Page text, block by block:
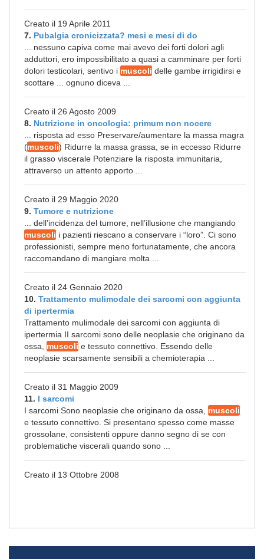
Creato il 19 Aprile 2011
7. Pubalgia cronicizzata? mesi e mesi di do
... nessuno capiva come mai avevo dei forti dolori agli
adduttori, ero impossibilitato a quasi a camminare per forti
dolori testicolari, sentivo i muscoli delle gambe irrigidirsi e
scottare ... ognuno diceva ...
Creato il 26 Agosto 2009
8. Nutrizione in oncologia: primum non nocere
... risposta ad esso Preservare/aumentare la massa magra
(muscoli) Ridurre la massa grassa, se in eccesso Ridurre
il grasso viscerale Potenziare la risposta immunitaria,
attraverso un attento apporto ...
Creato il 29 Maggio 2020
9. Tumore e nutrizione
... dell’incidenza del tumore, nell’illusione che mangiando
muscoli i pazienti riescano a conservare i “loro”. Ci sono
professionisti, sempre meno fortunatamente, che ancora
raccomandano di mangiare molta ...
Creato il 24 Gennaio 2020
10. Trattamento mulimodale dei sarcomi con aggiunta
di ipertermia
Trattamento mulimodale dei sarcomi con aggiunta di
ipertermia II sarcomi sono delle neoplasie che originano da
ossa, muscoli e tessuto connettivo. Essendo delle
neoplasie scarsamente sensibili a chemioterapia ...
Creato il 31 Maggio 2009
11. I sarcomi
I sarcomi Sono neoplasie che originano da ossa, muscoli
e tessuto connettivo. Si presentano spesso come masse
grossolane, consistenti oppure danno segno di se con
problematiche viscerali quando sono ...
Creato il 13 Ottobre 2008